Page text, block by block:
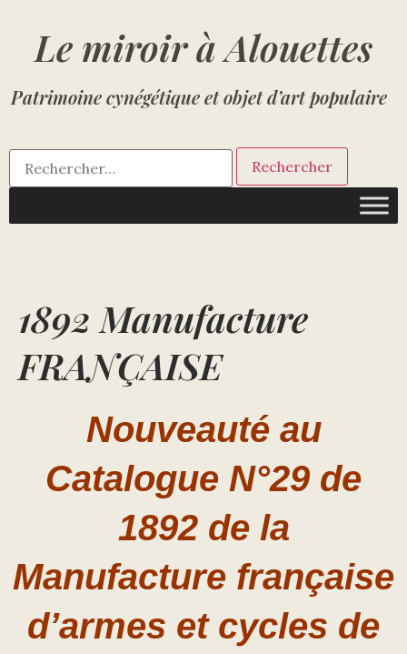
Le miroir à Alouettes
Patrimoine cynégétique et objet d’art populaire
1892 Manufacture
FRANÇAISE
Nouveautéau
Catalogue N°29 de
1892 de la
Manufacture française
d’armes et cycles de